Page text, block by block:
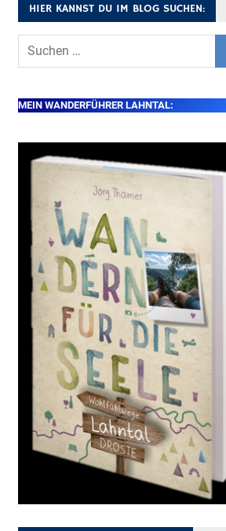
HIER KANNST DU IM BLOG SUCHEN:
MEIN WANDERFÜHRER LAHNTAL: